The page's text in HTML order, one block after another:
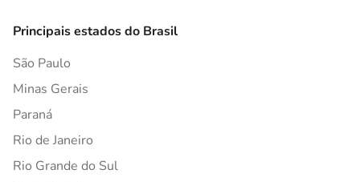
Principais estados do Brasil
São Paulo
Minas Gerais
Paraná
Rio de Janeiro
Rio Grande do Sul